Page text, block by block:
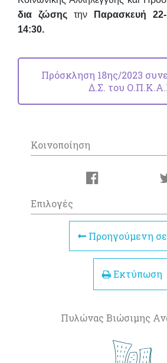
δια ζώσης την Παρασκευή
14:30.
Πρόσκληση 18ης/2023
Δ.Σ. του
Κοινοποίηση
Επιλογές
Προηγούμενη
Εκτύπωση
Πυλώνας Βιώσιμης